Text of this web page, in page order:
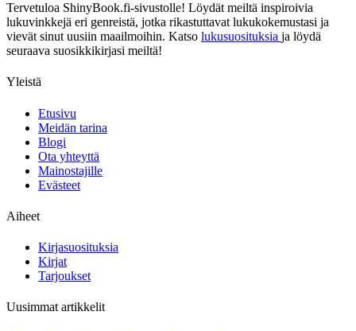
Tervetuloa ShinyBook.fi-sivustolle! Löydät meiltä inspiroivia
lukuvinkkejä eri genreistä, jotka rikastuttavat lukukokemustasi ja
vievät sinut uusiin maailmoihin. Katso lukusuosituksia ja löydä
seuraava suosikkikirjasi meiltä!
Yleistä
Etusivu
Meidän tarina
Blogi
Ota yhteyttä
Mainostajille
Evästeet
Aiheet
Kirjasuosituksia
Kirjat
Tarjoukset
Uusimmat artikkelit